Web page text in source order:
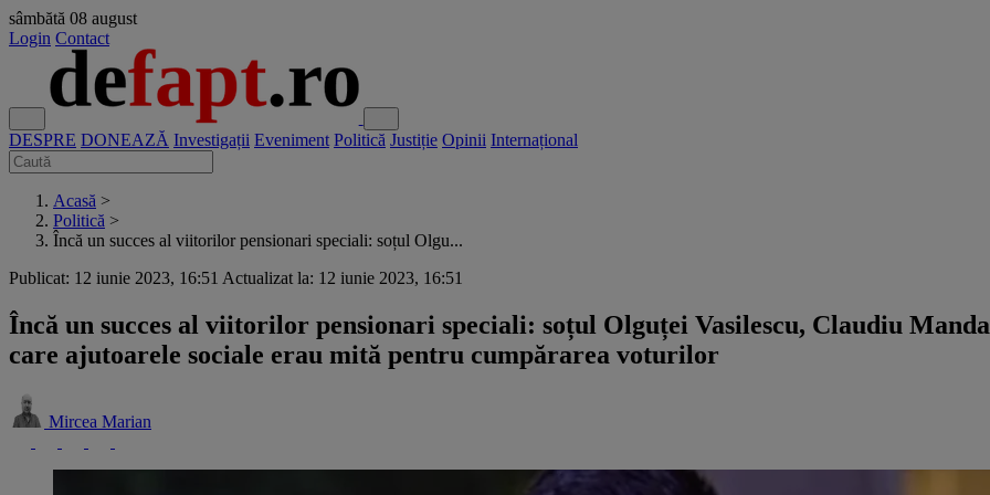
sâmbătă 08 august
Login Contact
DESPRE DONEAZĂ Investigații Eveniment Politică Justiție Opinii Internațional
Acasă >
Politică >
Încă un succes al viitorilor pensionari speciali: soțul Olgu...
Publicat: 12 iunie 2023, 16:51 Actualizat la: 12 iunie 2023, 16:51
Încă un succes al viitorilor pensionari speciali: soțul Olguței Vasilescu, Claudiu
care ajutoarele sociale erau mită pentru cumpărarea voturilor
Mircea Marian